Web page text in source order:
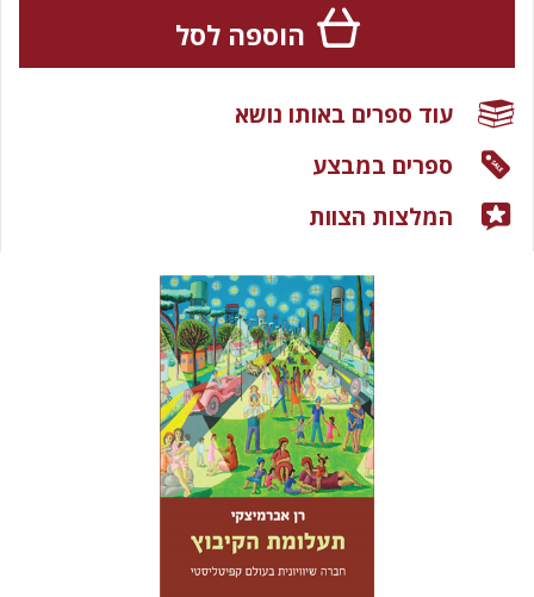
הוספה לסל
עוד ספרים באותו נושא
ספרים במבצע
המלצות הצוות